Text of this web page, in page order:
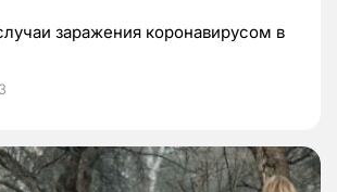
заражения коронавирусом в